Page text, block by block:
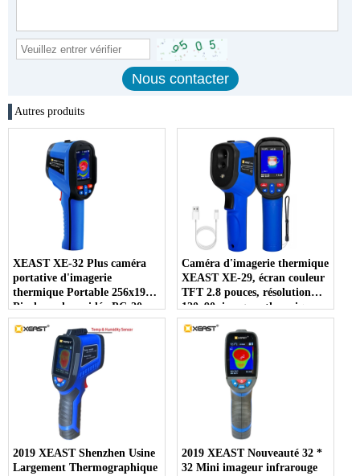
Autres produits
XEAST XE-32 Plus caméra
portative d'imagerie
thermique Portable 256x192
Pixels analyse vidéo PC-20 ~
550C plage de température
nouveau
Caméra d'imagerie thermique
XEAST XE-29, écran couleur
TFT 2.8 pouces, résolution
120x90, imageur thermique
pour détecter les fuites dans
les tuyaux et les murs
2019 XEAST Shenzhen Usine
Largement Thermographique
2019 XEAST Nouveauté 32 *
32 Mini imageur infrarouge